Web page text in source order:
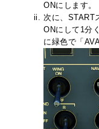
ONにします。
次に、START
ONにして1分
に緑色で「